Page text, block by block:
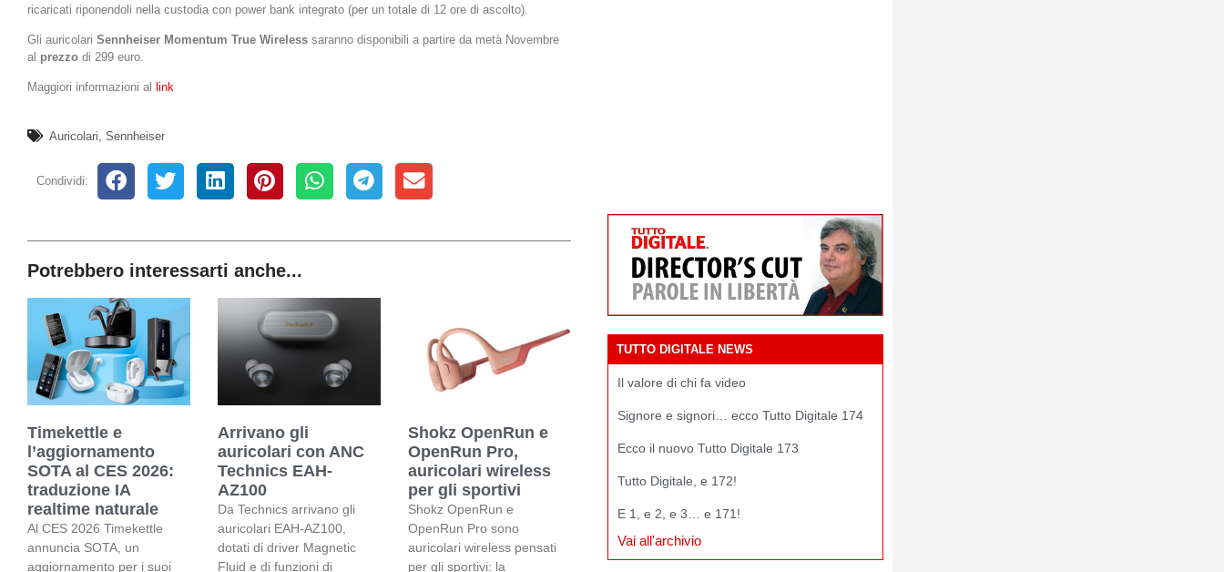
ricaricati riponendoli nella custodia con power bank integrato (per un totale di 12 ore di ascolto).
Gli auricolari Sennheiser Momentum True Wireless saranno disponibili a partire da metà Novembre
al prezzo di 299 euro.
Maggiori informazioni al link
Auricolari Sennheiser
Condividi:
Potrebbero interessarti anche...
Timekettle e
l’aggiornamento
SOTA al CES 2026:
traduzione IA
realtime naturale
Al CES 2026 Timekettle
annuncia SOTA, un
aggiornamento per i suoi
Arrivano gli
auricolari con ANC
Technics EAH-
AZ100
Da Technics arrivano gli
auricolari EAH-AZ100,
dotati di driver Magnetic
Fluid e di funzioni di
Shokz OpenRun e
OpenRun Pro,
auricolari wireless
per gli sportivi
Shokz OpenRun e
OpenRun Pro sono
auricolari wireless pensati
per gli sportivi: la
TUTTO DIGITALE NEWS
Il valore di chi fa video
Signore e signori… ecco Tutto Digitale 174
Ecco il nuovo Tutto Digitale 173
Tutto Digitale, e 172!
E 1, e 2, e 3… e 171!
Vai all'archivio